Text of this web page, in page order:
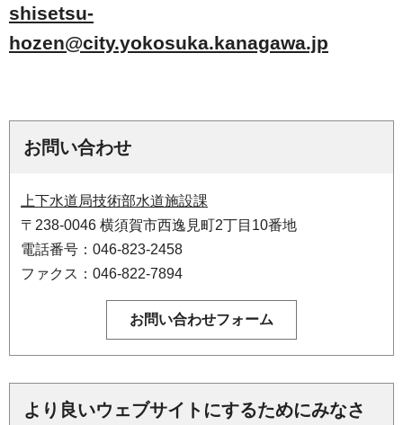
shisetsu-
hozen@city.yokosuka.kanagawa.jp
お問い合わせ
上下水道局技術部水道施設課
〒238-0046 横須賀市西逸見町2丁目10番地
電話番号：046-823-2458
ファクス：046-822-7894
より良いウェブサイトにするためにみなさ